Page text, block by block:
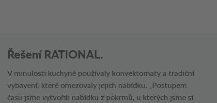
Řešení RATIONAL.
V minulosti kuchyně používaly konvektomaty a tradiční
vybavení, které omezovaly jejich nabídku. „Postupem
času jsme vytvořili nabídku z pokrmů, u kterých jsme si